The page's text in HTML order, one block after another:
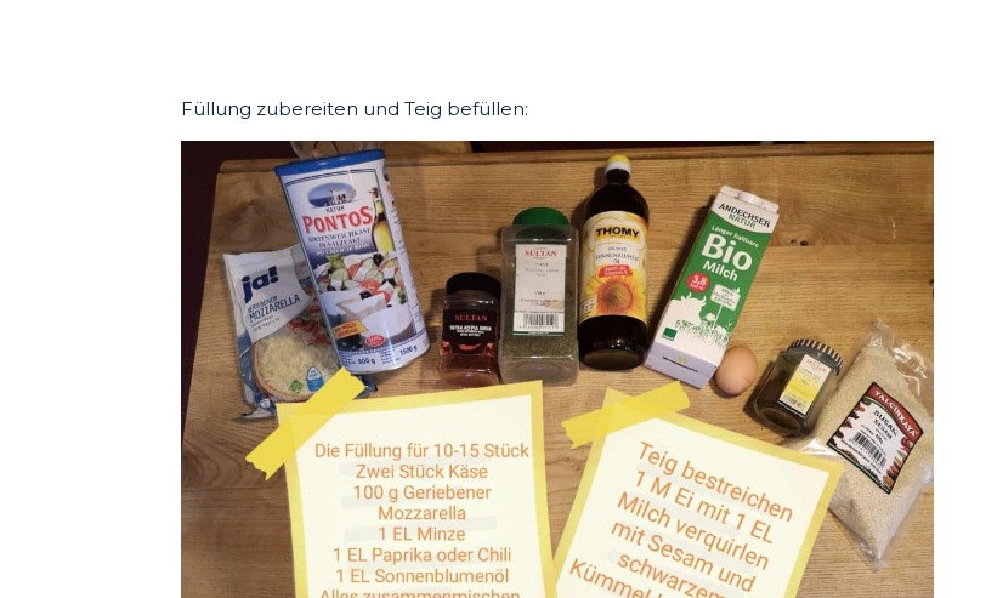
Füllung zubereiten und Teig befüllen: